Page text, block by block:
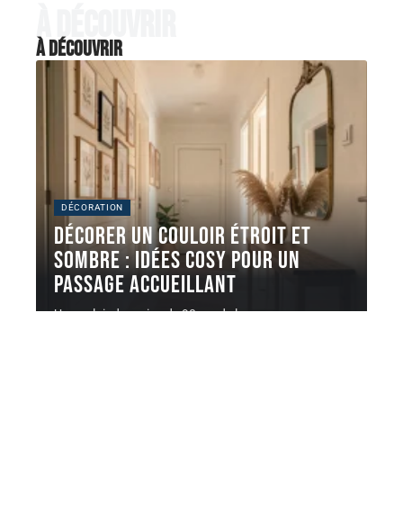
À découvrir
À découvrir
DÉCORATION
Décorer un couloir étroit et
sombre : idées cosy pour un
passage accueillant
Un couloir de moins de 90 cm de large sans source